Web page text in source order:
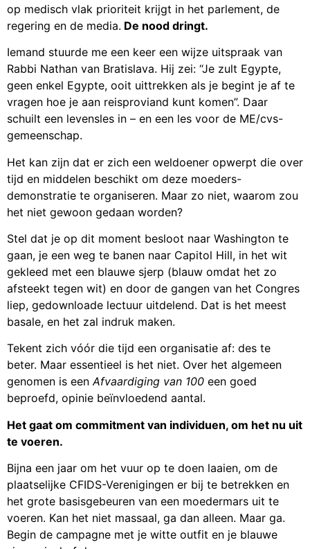
op medisch vlak prioriteit krijgt in het parlement, de
regering en de media. De nood dringt.
Iemand stuurde me een keer een wijze uitspraak van
Rabbi Nathan van Bratislava. Hij zei: “Je zult Egypte,
geen enkel Egypte, ooit uittrekken als je begint je af te
vragen hoe je aan reisproviand kunt komen”. Daar
schuilt een levensles in – en een les voor de ME/cvs-
gemeenschap.
Het kan zijn dat er zich een weldoener opwerpt die over
tijd en middelen beschikt om deze moeders-
demonstratie te organiseren. Maar zo niet, waarom zou
het niet gewoon gedaan worden?
Stel dat je op dit moment besloot naar Washington te
gaan, je een weg te banen naar Capitol Hill, in het wit
gekleed met een blauwe sjerp (blauw omdat het zo
afsteekt tegen wit) en door de gangen van het Congres
liep, gedownloade lectuur uitdelend. Dat is het meest
basale, en het zal indruk maken.
Tekent zich vóór die tijd een organisatie af: des te
beter. Maar essentieel is het niet. Over het algemeen
genomen is eenAfvaardiging van 100 een goed
beproefd, opinie beïnvloedend aantal.
Het gaat om commitment van individuen, om het nu uit
te voeren.
Bijna een jaar om het vuur op te doen laaien, om de
plaatselijke CFIDS-Verenigingen er bij te betrekken en
het grote basisgebeuren van een moedermars uit te
voeren. Kan het niet massaal, ga dan alleen. Maar ga.
Begin de campagne met je witte outfit en je blauwe